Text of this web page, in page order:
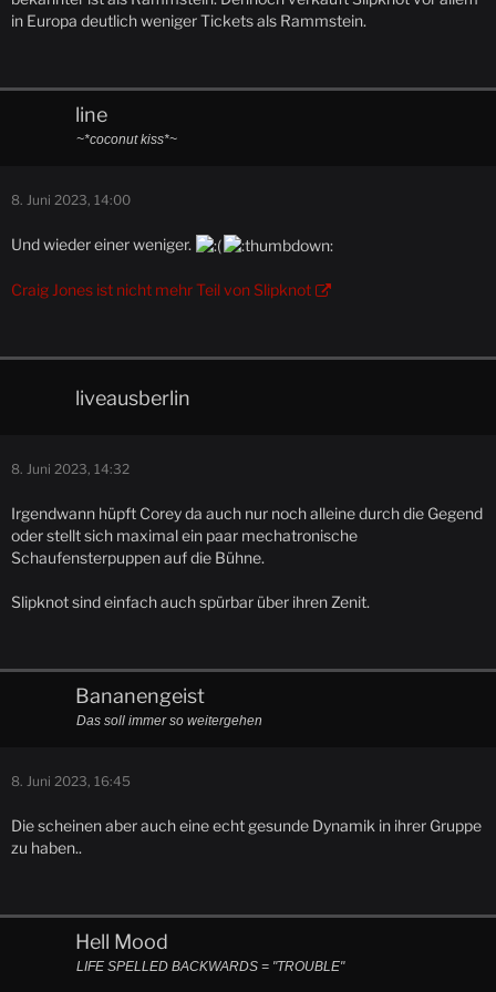
in Europa deutlich weniger Tickets als Rammstein.
line
~*coconut kiss*~
8. Juni 2023, 14:00
Und wieder einer weniger.
Craig Jones ist nicht mehr Teil von Slipknot
liveausberlin
8. Juni 2023, 14:32
Irgendwann hüpft Corey da auch nur noch alleine durch die Gegend
oder stellt sich maximal ein paar mechatronische
Schaufensterpuppen auf die Bühne.
Slipknot sind einfach auch spürbar über ihren Zenit.
Bananengeist
Das soll immer so weitergehen
8. Juni 2023, 16:45
Die scheinen aber auch eine echt gesunde Dynamik in ihrer Gruppe
zu haben..
Hell Mood
LIFE SPELLED BACKWARDS = "TROUBLE"